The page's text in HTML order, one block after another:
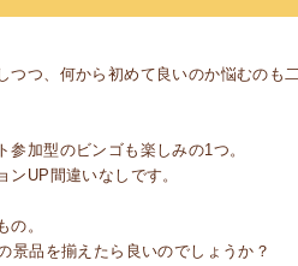
つつ、何から初めて良いのか悩むの
加型のビンゴも楽しみの1つ。
UP間違いなしです。
。
景品を揃えたら良いのでしょうか？